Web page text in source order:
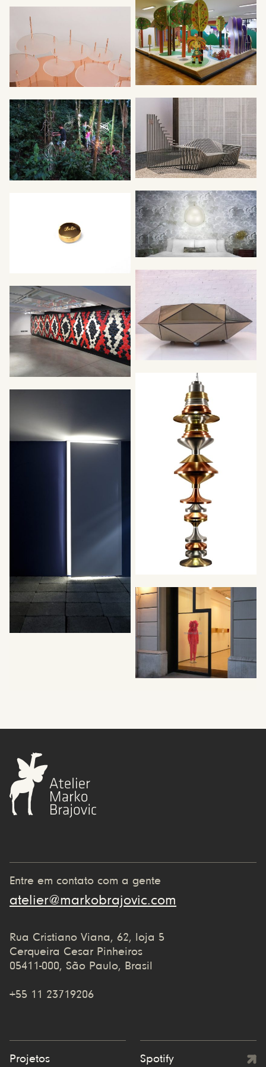
Entre em contato com a gente
atelier@markobrajovic.com
Rua Cristiano Viana, 62, loja 5
Cerqueira Cesar Pinheiros
05411-000, São Paulo, Brasil
+55 11 23719206
Projetos Spotify